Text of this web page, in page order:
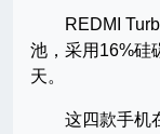
REDMI Turbo
池，采用16%硅
天。
这四款手机在